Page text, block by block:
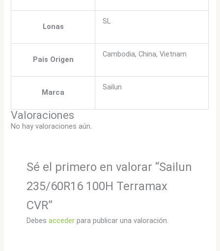
Lonas
SL
Pais Origen
Cambodia, China, Vietnam
Marca
Sailun
Valoraciones
No hay valoraciones aún.
Sé el primero en valorar “Sailun
235/60R16 100H Terramax
CVR”
Debes accederpara publicar una valoración.